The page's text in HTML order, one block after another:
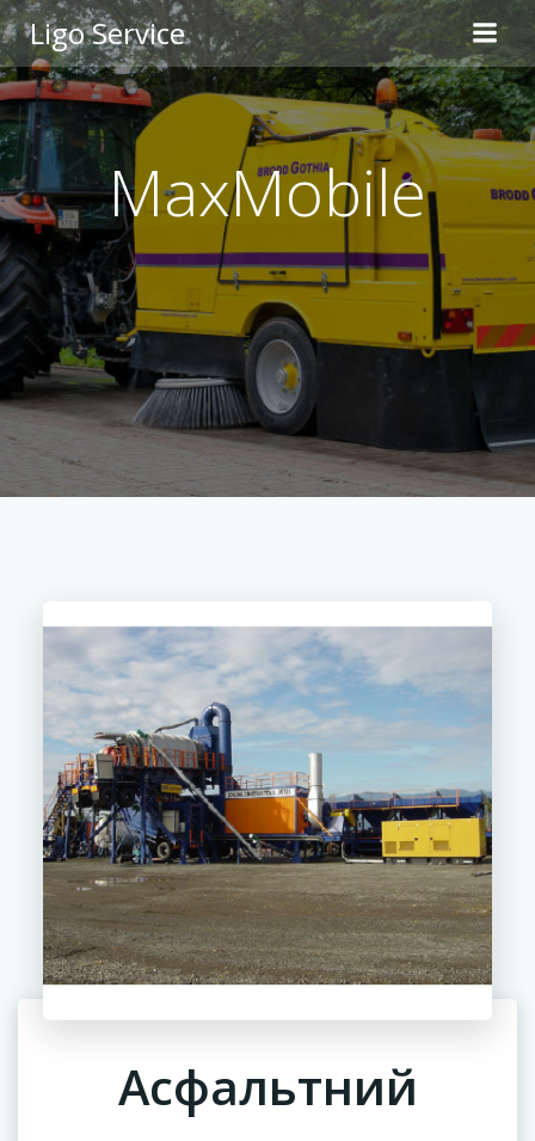
Skip
to
content
Ligo Service
MaxMobile
Асфальтний